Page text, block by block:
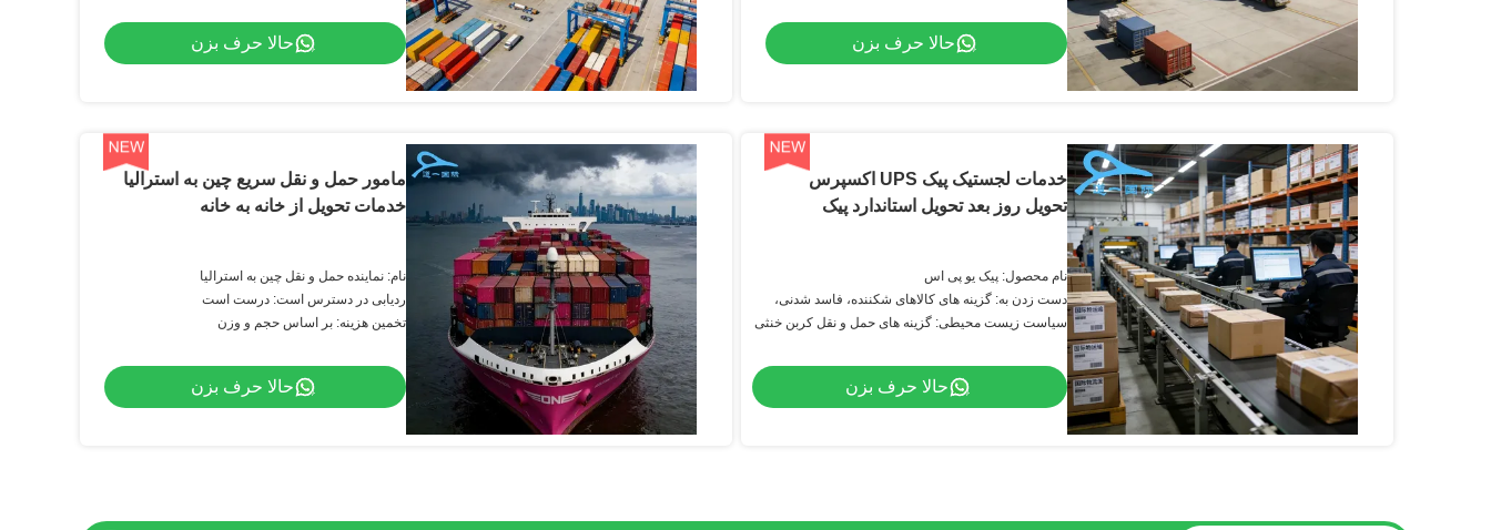
حالا حرف بزن حالا حرف بزن
خدمات لجستیک پیک UPS اکسپرس
تحویل روز بعد تحویل استاندارد پیک
نام محصول: پیک یو پی اس
دست زدن به: گزینه های کالاهای شکننده، فاسد شدنی،
خطرناک
سیاست زیست محیطی: گزینه های حمل و نقل کربن خنثی
حالا حرف بزن
مامور حمل و نقل سریع چین به استرالیا
خدمات تحویل از خانه به خانه
نام: نماینده حمل و نقل چین به استرالیا
ردیابی در دسترس است: درست است
تخمین هزینه: بر اساس حجم و وزن
حالا حرف بزن